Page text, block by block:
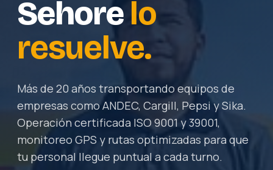
Sehorelo
resuelve.
Más de 20 años transportando equipos de
empresas como ANDEC, Cargill, Pepsi y Sika.
Operación certificada ISO 9001 y 39001,
monitoreo GPS y rutas optimizadas para que
tu personal llegue puntual a cada turno.